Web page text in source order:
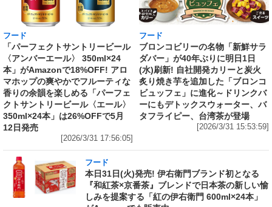
フード
「パーフェクトサントリービール
〈アンバーエール〉 350ml×24
本」がAmazonで18%OFF! アロ
マホップの爽やかでフルーティな
香りの余韻を楽しめる「パーフェ
クトサントリービール〈エール〉
350ml×24本」は26%OFFで5月
12日発売
[2026/3/31 17:56:05]
フード
ブロンコビリーの名物「新鮮サラ
ダバー」が40年ぶりに明日1日
(水)刷新! 自社開発カリーと炭火
炙り焼き芋を追加した「ブロンコ
ビュッフェ」に進化～ドリンクバ
ーにもデトックスウォーター、バ
タフライピー、台湾茶が登場
[2026/3/31 15:53:59]
フード
本日31日(火)発売! 伊右衛門ブランド初となる
『和紅茶×京番茶』ブレンドで日本茶の新しい愉
しみを提案する「紅の伊右衛門 600ml×24本」